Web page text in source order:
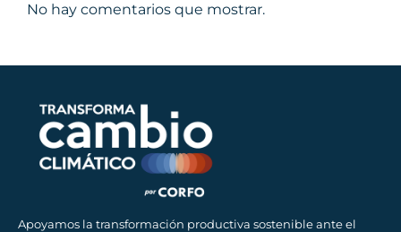
No hay comentarios que mostrar.
Apoyamos la transformación productiva sostenible ante el